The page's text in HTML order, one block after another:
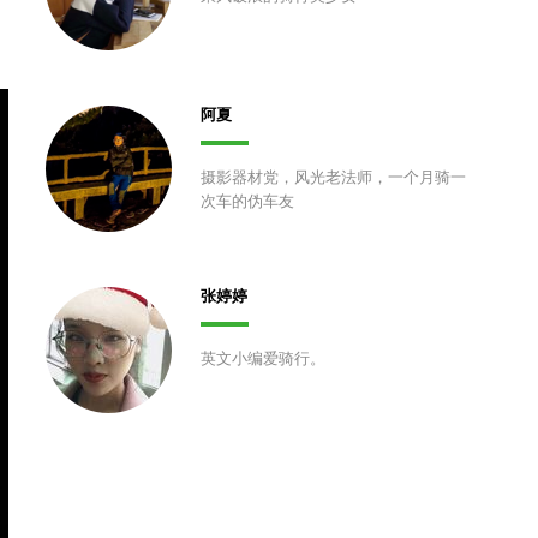
阿夏
摄影器材党，风光老法师，一个月骑一
次车的伪车友
张婷婷
英文小编爱骑行。